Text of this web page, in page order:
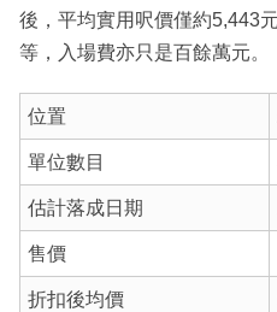
後，平均實用呎價僅約5,443
等，入場費亦只是百餘萬元。
位置
單位數目
估計落成日期
售價
折扣後均價